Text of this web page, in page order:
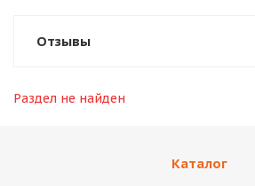
Отзывы
Раздел не найден
Каталог